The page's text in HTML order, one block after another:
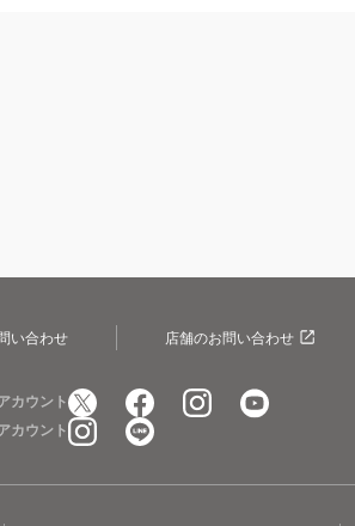
い合わせ 店舗のお問い合わせ
カウント
カウント